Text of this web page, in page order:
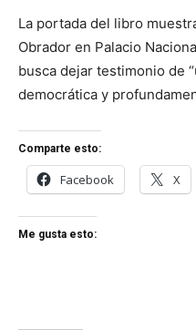
La portada del libro
Obrador en Palacio
busca dejar testimonio de
democrática y
Comparte esto:
Facebook X
Me gusta esto: